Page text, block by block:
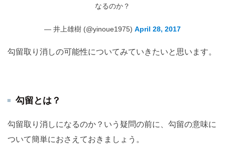
なるのか？
— 井上雄樹 (@yinoue1975) April 28, 2017
勾留取り消しの可能性についてみていきたいと思います。
勾留とは？
勾留取り消しになるのか？いう疑問の前に、勾留の意味に
ついて簡単におさえておきましょう。